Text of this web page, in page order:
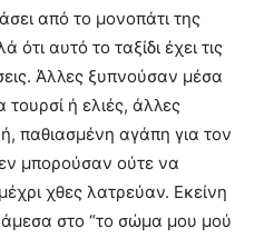
από το μονοπάτι της
αυτό το ταξίδι έχει τις
Άλλες ξυπνούσαν μέσα
τουρσί ή ελιές, άλλες
παθιασμένη αγάπη για τον
μπορούσαν ούτε να
χθες λατρεύαν. Εκείνη
στο “το σώμα μου μού